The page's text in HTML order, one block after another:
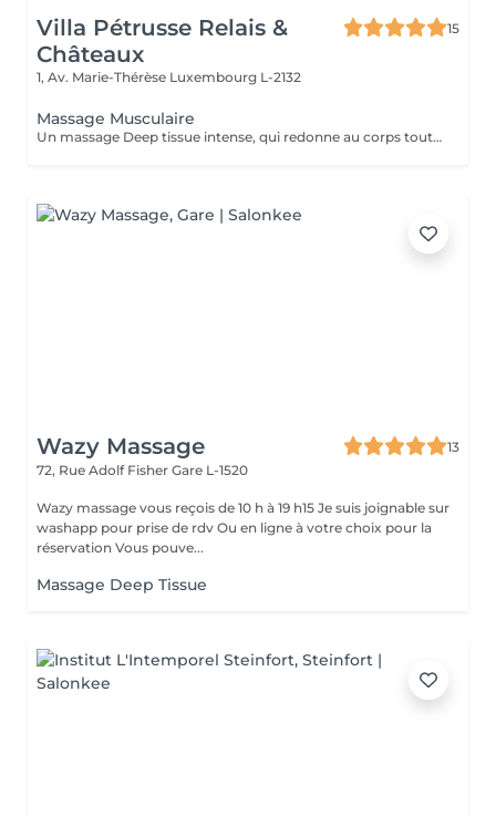
Villa Pétrusse Relais &
Châteaux
15
1, Av. Marie-Thérèse Luxembourg L-2132
Massage Musculaire
Un massage Deep tissue intense, qui redonne au corps toute sa souplesse. Pressions profondes et points ciblés travaillent en profondeur pour libérer les tensions les plus installées, améliorer la circulation et laisser une sensation de renouveau complet.
Wazy Massage
13
72, Rue Adolf Fisher Gare L-1520
Wazy massage vous reçois de 10 h à 19 h15 Je suis joignable sur
washapp pour prise de rdv Ou en ligne à votre choix pour la
réservation Vous pouve...
Massage Deep Tissue